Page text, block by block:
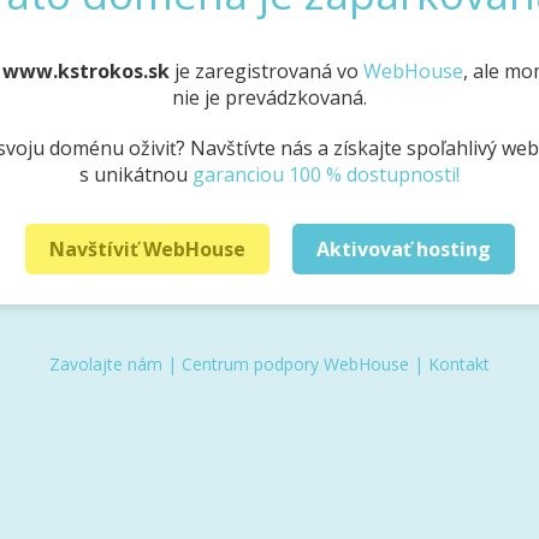
www.kstrokos.sk je zaregistrovaná vo WebHouse, ale
nie je prevádzkovaná.
doménu oživiť? Navštívte nás a získajte spoľahlivý
s unikátnou garanciou 100 % dostupnosti!
Navštíviť WebHouse Aktivovať hosting
Zavolajte nám | Centrum podpory WebHouse | Kontakt